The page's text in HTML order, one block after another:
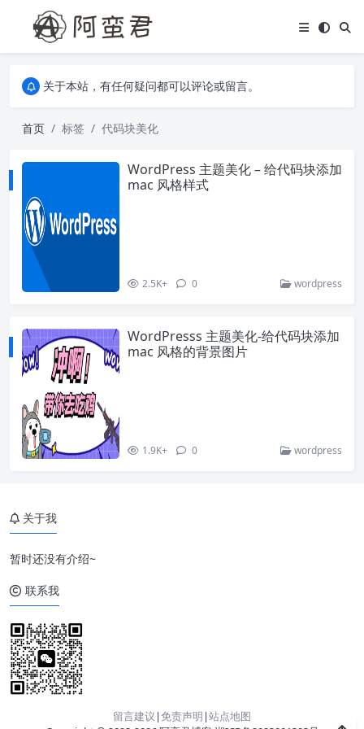
关于本站，有任何疑问都可以评论或留言。
关于本站，有任何疑问都可以评论或留言。
首页
标签 代码块美化
WordPress 主题美化 – 给代码块添加
mac 风格样式
2.5K+ 0 wordpress
WordPresss 主题美化-给代码块添加
mac 风格的背景图片
1.9K+ 0 wordpress
关于我
暂时还没有介绍~
联系我
留言建议 |免责声明 |站点地图